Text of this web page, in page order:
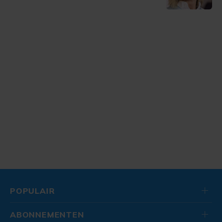
POPULAIR
ABONNEMENTEN